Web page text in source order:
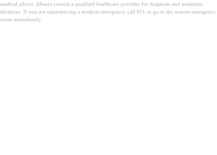
medical advice. Always consult a qualified healthcare provider for diagnosis and treatment
decisions. If you are experiencing a medical emergency, call 911 or go to the nearest emergency
room immediately.